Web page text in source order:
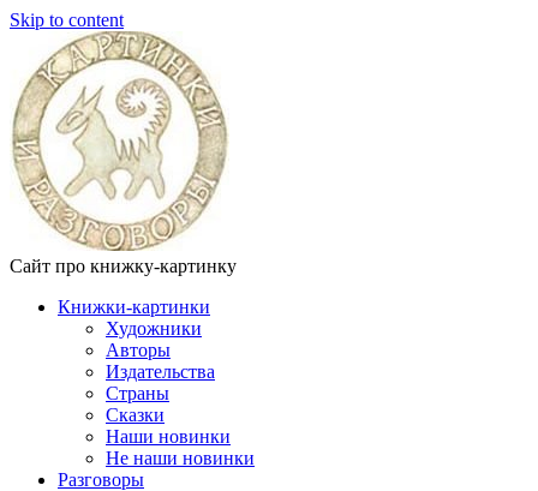
Skip to content
Сайт про книжку-картинку
Книжки-картинки
Художники
Авторы
Издательства
Страны
Сказки
Наши новинки
Не наши новинки
Разговоры